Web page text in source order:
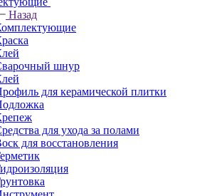
Назад
шнур
для керамической плитки
для ухода за полами
для восстановления